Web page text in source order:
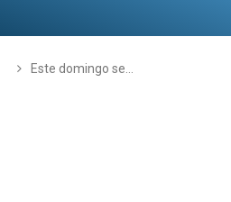
Este domingo se…